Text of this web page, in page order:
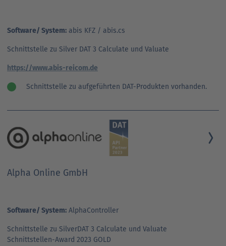
Software/ System: abis KFZ / abis.cs
Schnittstelle zu Silver DAT 3 Calculate und Valuate
https://www.abis-reicom.de
Schnittstelle zu aufgeführten DAT-Produkten vorhanden.
Alpha Online GmbH
Software/ System: AlphaController
Schnittstelle zu SilverDAT 3 Calculate und Valuate
Schnittstellen-Award 2023 GOLD